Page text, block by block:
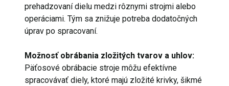
prehadzovaní dielu medzi rôznymi strojmi alebo
operáciami. Tým sa znižuje potreba dodatočných
úprav po spracovaní.
Možnosť obrábania zložitých tvarov a uhlov:
Päťosové obrábacie stroje môžu efektívne
spracovávať diely, ktoré majú zložité krivky, šikmé